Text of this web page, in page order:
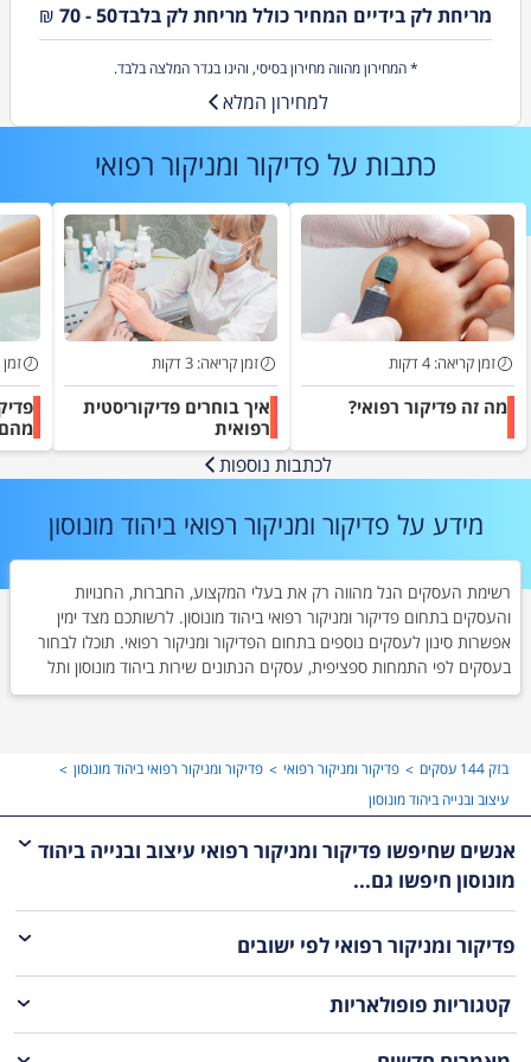
בזק 144 עסקים פדיקור ומניקור רפואי
פדיקור ומניקור רפואי ביהוד מונוסון
עיצוב ובנייה ביהוד מונוסון
מריחת לק בידיים המחיר כולל מריחת לק בלבד50 - 70
₪
* המחירון מהווה מחירון בסיסי, והינו בגדר המלצה בלבד.
למחירון המלא
כתבות על פדיקור ומניקור רפואי
זמן קריאה: 4 דקות
מה זה פדיקור רפואי?
זמן קריאה: 3 דקות
איך בוחרים פדיקוריסטית
רפואית
זמן
מהם
לכתבות נוספות
מידע על פדיקור ומניקור רפואי ביהוד מונוסון
רשימת העסקים הנל מהווה רק את בעלי המקצוע, החברות, החנויות
והעסקים בתחום פדיקור ומניקור רפואי ביהוד מונוסון. לרשותכם מצד ימין
אפשרות סינון לעסקים נוספים בתחום הפדיקור ומניקור רפואי. תוכלו לבחור
בעסקים לפי התמחות ספציפית, עסקים הנתונים שירות ביהוד מונוסון ותל
אביב והמרכז או ישובים אחרים. לצד כל עסק ברשימה תוכלו למצוא מספר
אנשים שחיפשו פדיקור ומניקור רפואי עיצוב ובנייה ביהוד
מונוסון חיפשו גם...
פדיקור ומניקור רפואי לפי ישובים
קטגוריות פופולאריות